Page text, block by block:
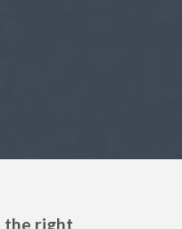
the right